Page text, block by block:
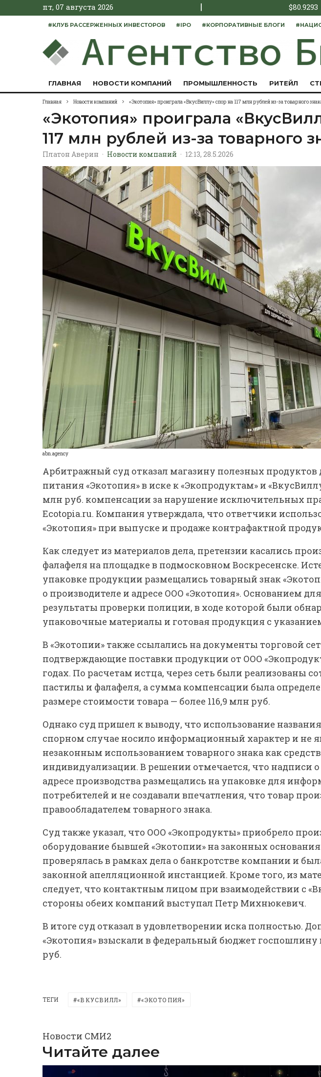
пт, 07 августа 2026 | $80.9293
#КЛУБ РАССЕРЖЕННЫХ ИНВЕСТОРОВ #IPO #КОРПОРАТИВНЫЕ БЛОГИ
ГЛАВНАЯ НОВОСТИ КОМПАНИЙ ПРОМЫШЛЕННОСТЬ РИТЕЙЛ
Главная Новости компаний «Экотопия» проиграла «ВкусВиллу» спор на 117 млн рублей из-за товарного
«Экотопия» проиграла
117 млн рублей из-за товарного
Платон Аверин · Новости компаний · 12:13, 28.5.2026
abn.agency
Арбитражный суд отказал магазину полезных продуктов
питания «Экотопия» в иске к «Экопродуктам» и
млн руб. компенсации за нарушение исключительных
Ecotopia.ru. Компания утверждала, что ответчики
«Экотопия» при выпуске и продаже контрафактной
Как следует из материалов дела, претензии касались
фалафеля на площадке в подмосковном Воскресенске.
упаковке продукции размещались товарный знак
о производителе и адресе ООО «Экотопия». Основанием
результаты проверки полиции, в ходе которой были
упаковочные материалы и готовая продукция с
В «Экотопии» также ссылались на документы торговой
подтверждающие поставки продукции от ООО
годах. По расчетам истца, через сеть были реализованы
пастилы и фалафеля, а сумма компенсации была
размере стоимости товара — более 116,9 млн руб.
Однако суд пришел к выводу, что использование
спорном случае носило информационный характер и не
незаконным использованием товарного знака как
индивидуализации. В решении отмечается, что надписи о
адресе производства размещались на упаковке для
потребителей и не создавали впечатления, что товар
правообладателем товарного знака.
Суд также указал, что ООО «Экопродукты» приобрело
оборудование бывшей «Экотопии» на законных
проверялась в рамках дела о банкротстве компании и
законной апелляционной инстанцией. Кроме того, из
следует, что контактным лицом при взаимодействии с
стороны обеих компаний выступал Петр Михнюкевич.
В итоге суд отказал в удовлетворении иска полностью.
«Экотопия» взыскали в федеральный бюджет госпошлину
руб.
ТЕГИ «ВКУСВИЛЛ» «ЭКОТОПИЯ»
Новости СМИ2
Читайте далее